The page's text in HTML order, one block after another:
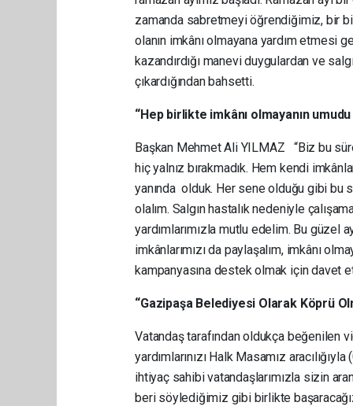
zamanda sabretmeyi öğrendiğimiz, bir
olanın imkânı olmayana yardım etmesi
kazandırdığı manevi duygulardan ve
çıkardığından bahsetti.
“Hep birlikte imkânı olmayanın umudu
Başkan Mehmet Ali YILMAZ “Biz bu
hiç yalnız bırakmadık. Hem kendi
yanında olduk. Her sene olduğu gibi bu
olalım. Salgın hastalık nedeniyle
yardımlarımızla mutlu edelim. Bu güzel
imkânlarımızı da paylaşalım, imkânı
kampanyasına destek olmak için davet
“Gazipaşa Belediyesi Olarak Köprü
Vatandaş tarafından oldukça beğenilen
yardımlarınızı Halk Masamız
ihtiyaç sahibi vatandaşlarımızla sizin
beri söylediğimiz gibi birlikte